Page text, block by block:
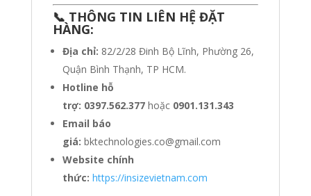
📞 THÔNG TIN LIÊN HỆ ĐẶT
HÀNG:
Địa chỉ: 82/2/28 Đinh Bộ Lĩnh, Phường 26,
Quận Bình Thạnh, TP HCM.
Hotline hỗ
trợ: 0397.562.377hoặc 0901.131.343
Email báo
giá: bktechnologies.co@gmail.com
Website chính
thức: https://insizevietnam.com